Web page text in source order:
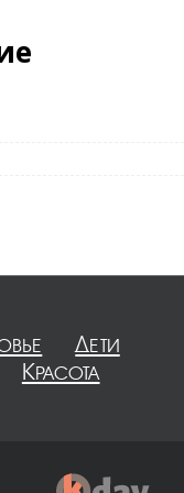
Дети
Красота